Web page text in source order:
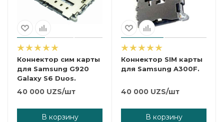
Коннектор сим карты
для Samsung G920
Galaxy S6 Duos.
40 000 UZS/шт
В корзину
Коннектор SIM карты
для Samsung A300F.
40 000 UZS/шт
В корзину